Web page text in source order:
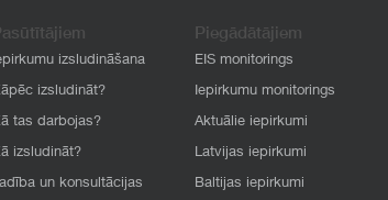
izsludināšana
izsludināt?
tas darbojas?
izsludināt?
un konsultācijas
Piegādātājiem
EIS monitorings
Iepirkumu monitorings
Aktuālie iepirkumi
Latvijas iepirkumi
Baltijas iepirkumi